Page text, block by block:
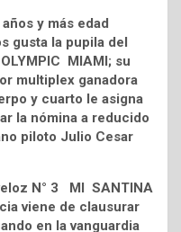
y más edad
gusta la pupila del
MIAMI; su
multiplex ganadora
y cuarto le asigna
la nómina a reducido
piloto Julio Cesar
N° 3 MI SANTINA
viene de clausurar
en la vanguardia